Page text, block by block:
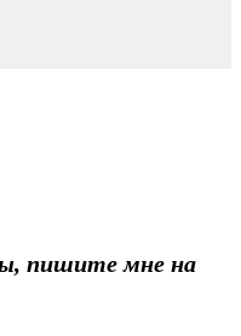
пишите мне на